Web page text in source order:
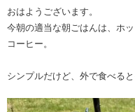
おはようございます。
今朝の適当な朝ごはんは、ホ
コーヒー。
シンプルだけど、外で食べる